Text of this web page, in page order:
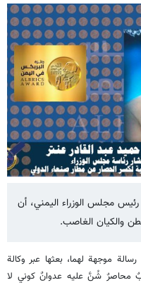
مجلس الوزراء اليمني، أن
والكيان الغاصب.
موجهة لهما، بعثها عبر وكالة
محاصرٌ شُنَّ عليه عدوانٌ كوني لا